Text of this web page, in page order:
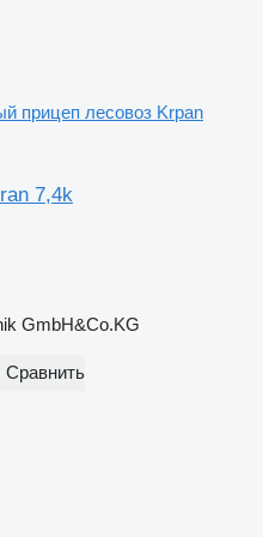
прицеп лесовоз Krpan
7,4k
GmbH&Co.KG
Сравнить